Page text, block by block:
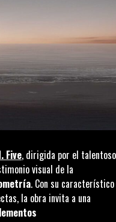
Five, dirigida por el talentoso
visual de la
. Con su característico
la obra invita a una